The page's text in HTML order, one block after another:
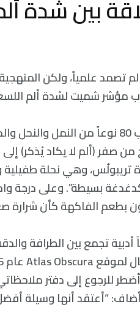
بين شدة
لم تصمد علمياً، ولكن
ب مؤشر شميت لشدة ألم
يشمل هذا المؤشر ما يقارب 80 نوعاً من
صفر (ألم لا يكاد يُذكر)
(0.5) نجد حشرة تريبولُس، وهي
بطعم الفاكهة كأن
تجمع بين الطرافة
للرجوع إلى دفتر
“أعتقد أنها وسيلة